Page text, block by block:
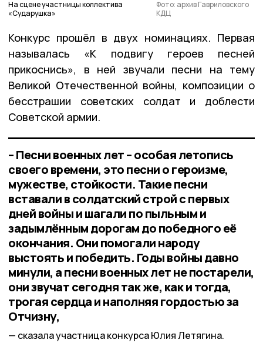
На сцене участницы коллектива
«Сударушка»
Фото: архив Гавриловского
КДЦ
Конкурс прошёл в двух номинациях. Первая
называлась «К подвигу героев песней
прикоснись», в ней звучали песни на тему
Великой Отечественной войны, композиции о
бесстрашии советских солдат и доблести
Советской армии.
– Песни военных лет – особая летопись
своего времени, это песни о героизме,
мужестве, стойкости. Такие песни
вставали в солдатский строй с первых
дней войны и шагали по пыльным и
задымлённым дорогам до победного её
окончания. Они помогали народу
выстоять и победить. Годы войны давно
минули, а песни военных лет не постарели,
они звучат сегодня так же, как и тогда,
трогая сердца и наполняя гордостью за
Отчизну,
сказала участница конкурса Юлия Летягина.